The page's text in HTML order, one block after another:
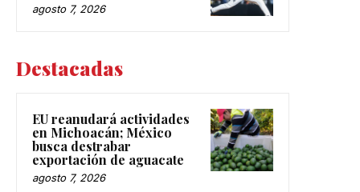
agosto 7, 2026
Destacadas
EU reanudará actividades
en Michoacán; México
busca destrabar
exportación de aguacate
agosto 7, 2026